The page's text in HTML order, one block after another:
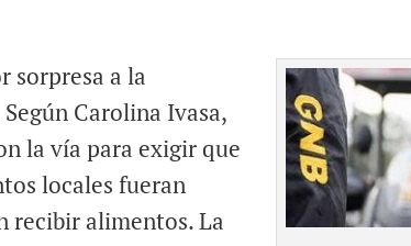
sorpresa a la
Carolina Ivasa,
la vía para exigir que
locales fueran
recibir alimentos. La